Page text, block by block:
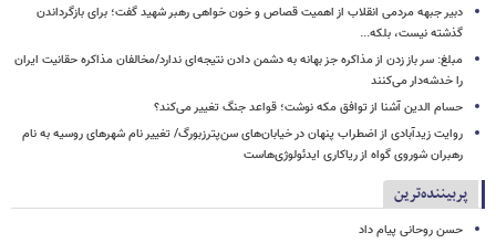
دبیر جبهه مردمی انقلاب از اهمیت قصاص و خون خواهی رهبر شهید گفت؛ برای بازگرداندن
گذشته نیست، بلکه...
مبلغ: سر باز زدن از مذاکره‌ جز بهانه به دشمن دادن نتیجه‌ای ندارد/مخالفان مذاکره حقانیت ایران
را خدشه‌دار می‌کنند
حسام الدین آشنا از توافق مکه نوشت؛ قواعد جنگ تغییر می‌کند؟
روایت زیدآبادی از اضطراب پنهان در خیابان‌های سن‌پترزبورگ/ تغییر نام شهرهای روسیه به نام
رهبران شوروی گواه از ریاکاری ایدئولوژی‌هاست
پربیننده‌ترین
حسن روحانی پیام داد